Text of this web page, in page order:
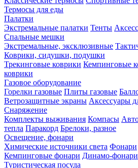
Термосы для еды
Палатки
Экстремальные палатки Тенты
Спальные мешки
Экстремальные, эксклюзивные
Коврики, сидушки, подушки
Трекинговые коврики Кемпинговые
коврики
Газовое оборудование
Горелки газовые Плиты газовые
Ветрозащитные экраны Аксессуары
Снаряжение
Комплекты выживания Компасы
тепла Паракорд Брелоки, разное
Освещение, фонари
Химические источники света Фонари
Кемпинговые фонари Динамо-фонари
Туристическая посуда